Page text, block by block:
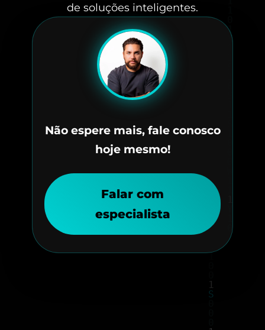
de soluções inteligentes.
Não espere mais, fale conosco
hoje mesmo!
Falar com
especialista